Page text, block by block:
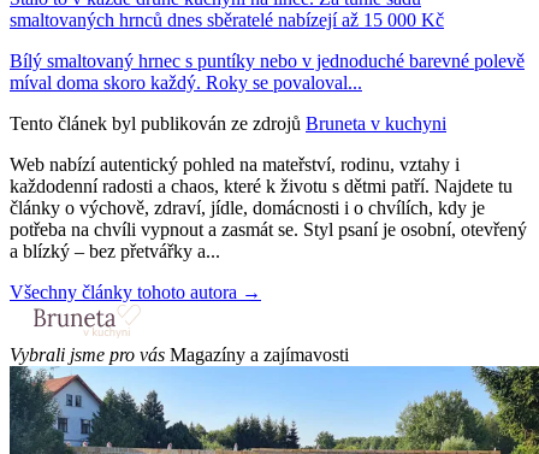
smaltovaných hrnců dnes sběratelé nabízejí až 15 000 Kč
Bílý smaltovaný hrnec s puntíky nebo v jednoduché barevné polevě
míval doma skoro každý. Roky se povaloval...
Tento článek byl publikován ze zdrojů Bruneta v kuchyni
Web nabízí autentický pohled na mateřství, rodinu, vztahy i
každodenní radosti a chaos, které k životu s dětmi patří. Najdete tu
články o výchově, zdraví, jídle, domácnosti i o chvílích, kdy je
potřeba na chvíli vypnout a zasmát se. Styl psaní je osobní, otevřený
a blízký – bez přetvářky a...
Všechny články tohoto autora →
Vybrali jsme pro vás Magazíny a zajímavosti